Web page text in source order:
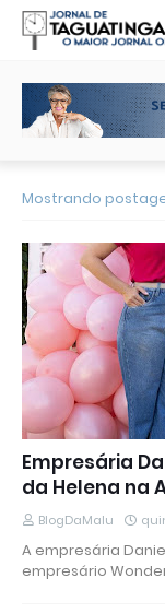
Mostrando
Empresária
da Helena na
BlogDaMalu
A empresária
empresário